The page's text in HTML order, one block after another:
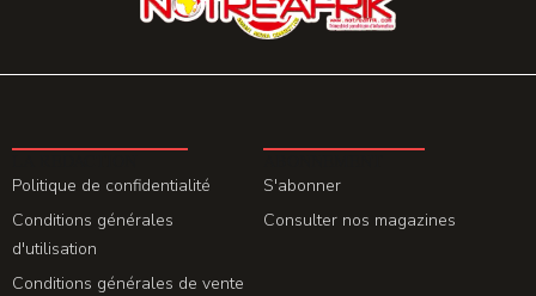
Politique de confidentialité
Conditions générales
d'utilisation
Conditions générales de vente
S'abonner
Consulter nos magazines